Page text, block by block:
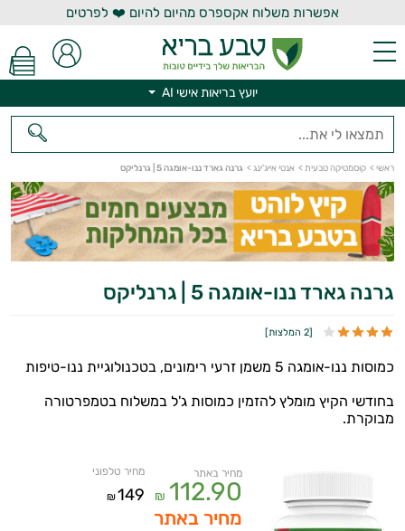
אפשרות משלוח אקספרס מהיום להיום ❤️ לפרטים
יועץ בריאות אישי AI
ראשי > קוסמטיקה טבעית > אנטי אייג'ינג > גרנה גארד ננו-אומגה 5 | גרנליקס
גרנה גארד ננו-אומגה 5 | גרנליקס
[2 המלצות ]
כמוסות ננו-אומגה 5 משמן זרעי רימונים, בטכנולוגיית ננו-טיפות
בחודשי הקיץ מומלץ להזמין כמוסות ג'ל במשלוח בטמפרטורה
מבוקרת.
מחיר באתר
112.90
₪
מחיר טלפוני
149
₪
מחיר באתר
יועץ בריאות אישי AI